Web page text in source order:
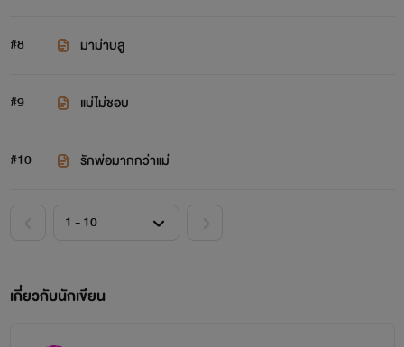
#8 มาม่าบลู
#9 แม่ไม่ชอบ
#10 รักพ่อมากกว่าแม่
เกี่ยวกับนักเขียน